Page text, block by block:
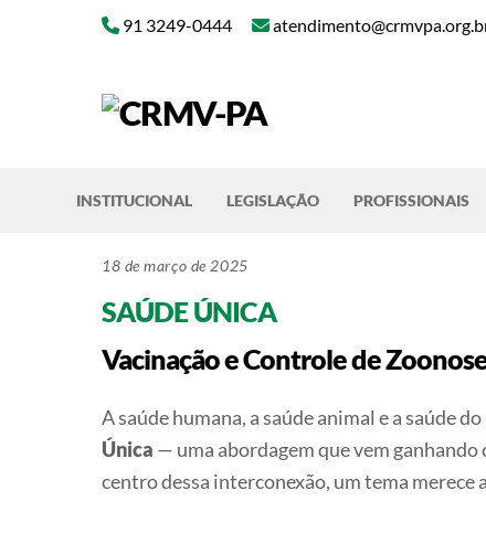
91 3249-0444
INSTITUCIONAL LEGISLAÇÃO PROFISSIONAIS
18 de março de 2025
SAÚDE ÚNICA
Vacinação e Controle de
A saúde humana, a saúde animal e a saúde
Única — uma abordagem que vem
centro dessa interconexão, um tema merece